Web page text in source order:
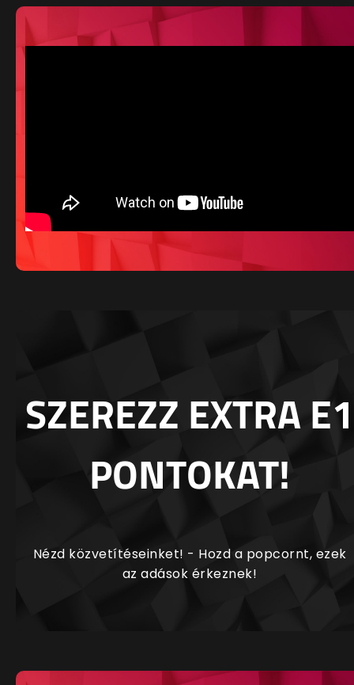
SZEREZZ EXTRA E1
PONTOKAT!
Nézd közvetítéseinket! - Hozd a popcornt, ezek
az adások érkeznek!